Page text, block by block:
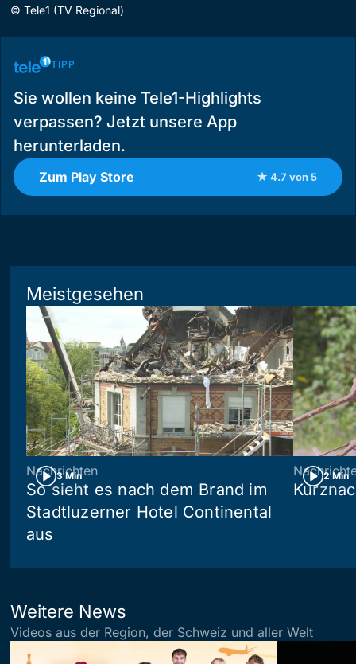
© Tele1 (TV Regional)
TIPP
Sie wollen keine Tele1-Highlights
verpassen? Jetzt unsere App
herunterladen.
Zum Play Store ★ 4.7 von 5
Meistgesehen
3 Min
Nachrichten
So sieht es nach dem Brand im
Stadtluzerner Hotel Continental
aus
2 Min
Weitere News
Videos aus der Region, der Schweiz und aller Welt